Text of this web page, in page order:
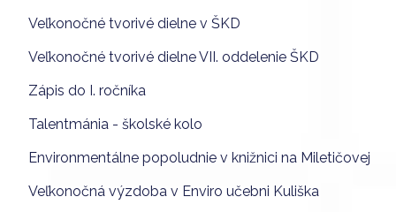
Veľkonočné tvorivé dielne v ŠKD
Veľkonočné tvorivé dielne VII. oddelenie ŠKD
Zápis do I. ročníka
Talentmánia - školské kolo
Environmentálne popoludnie v knižnici na Miletičovej
Veľkonočná výzdoba v Enviro učebni Kuliška